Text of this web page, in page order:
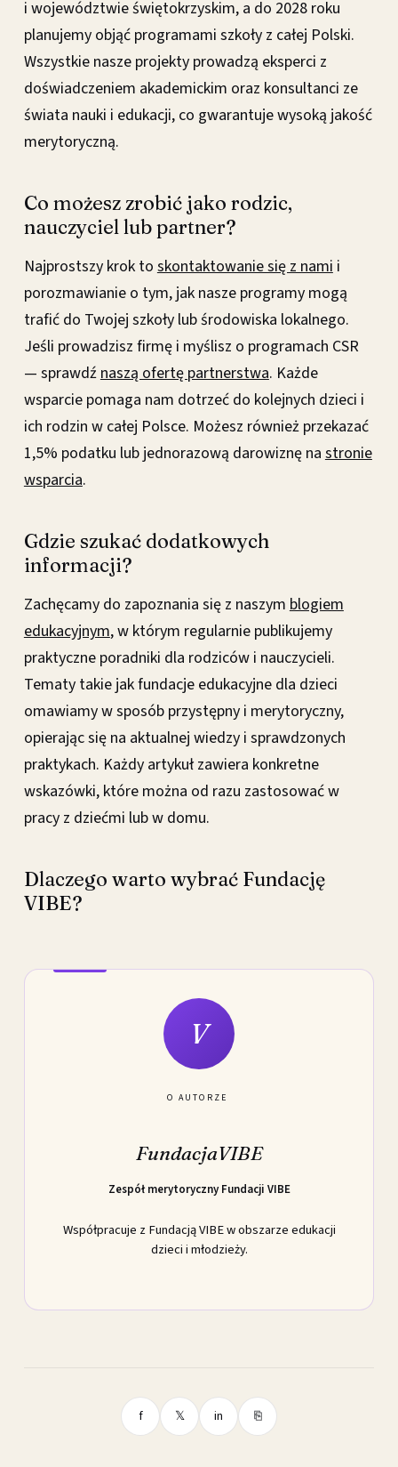
i województwie świętokrzyskim, a do 2028 roku
planujemy objąć programami szkoły z całej Polski.
Wszystkie nasze projekty prowadzą eksperci z
doświadczeniem akademickim oraz konsultanci ze
świata nauki i edukacji, co gwarantuje wysoką jakość
merytoryczną.
Co możesz zrobić jako rodzic,
nauczyciel lub partner?
Najprostszy krok to skontaktowanie się z nami i
porozmawianie o tym, jak nasze programy mogą
trafić do Twojej szkoły lub środowiska lokalnego.
Jeśli prowadzisz firmę i myślisz o programach CSR
— sprawdź naszą ofertę partnerstwa. Każde
wsparcie pomaga nam dotrzeć do kolejnych dzieci i
ich rodzin w całej Polsce. Możesz również przekazać
1,5% podatku lub jednorazową darowiznę na stronie
wsparcia.
Gdzie szukać dodatkowych
informacji?
Zachęcamy do zapoznania się z naszym blogiem
edukacyjnym, w którym regularnie publikujemy
praktyczne poradniki dla rodziców i nauczycieli.
Tematy takie jak fundacje edukacyjne dla dzieci
omawiamy w sposób przystępny i merytoryczny,
opierając się na aktualnej wiedzy i sprawdzonych
praktykach. Każdy artykuł zawiera konkretne
wskazówki, które można od razu zastosować w
pracy z dziećmi lub w domu.
Dlaczego warto wybrać Fundację
VIBE?
V
O AUTORZE
FundacjaVIBE
Zespół merytoryczny Fundacji VIBE
Współpracuje z Fundacją VIBE w obszarze edukacji
dzieci i młodzieży.
f 𝕏 in ⎘